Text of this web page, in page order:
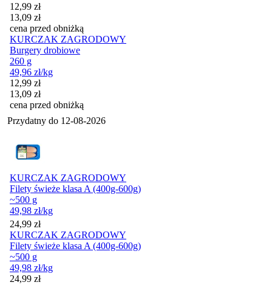
Cena promocyjna
12,99 zł
13,09 zł
cena przed obniżką
KURCZAK ZAGRODOWY
Burgery drobiowe
260 g
49,96 zł/kg
Cena promocyjna
12,99 zł
13,09 zł
cena przed obniżką
Przydatny do 12-08-2026
KURCZAK ZAGRODOWY
Filety świeże klasa A (400g-600g)
~500 g
49,98 zł/kg
Cena
24,99 zł
KURCZAK ZAGRODOWY
Filety świeże klasa A (400g-600g)
~500 g
49,98 zł/kg
Cena
24,99 zł